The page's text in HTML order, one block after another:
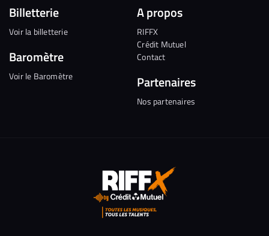
Billetterie
Voir la billetterie
Baromètre
Voir le Baromètre
A propos
RIFFX
Crédit Mutuel
Contact
Partenaires
Nos partenaires